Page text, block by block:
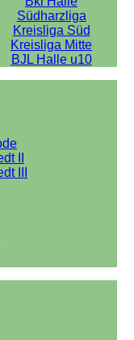
Südharzliga
Kreisliga Süd
Kreisliga Mitte
BJL Halle u10
II
III